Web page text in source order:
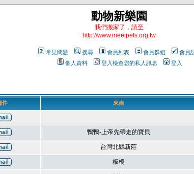
動物新樂園
我們搬家了，請至
http://www.meetpets.org.tw
常見問題 搜尋 會員列表 會員群組
會員
個人資料
登入檢查您的私人訊息 登入
件 來自
鴨鴨-上帝先帶走的寶貝
台灣北縣新莊
板橋